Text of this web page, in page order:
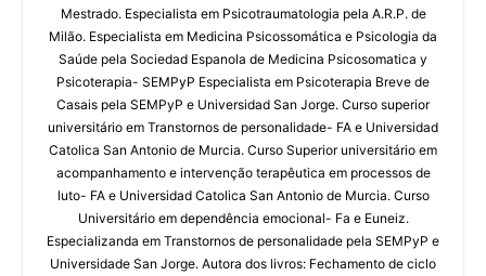
Mestrado. Especialista em Psicotraumatologia pela A.R.P. de
Milão. Especialista em Medicina Psicossomática e Psicologia da
Saúde pela Sociedad Espanola de Medicina Psicosomatica y
Psicoterapia- SEMPyP Especialista em Psicoterapia Breve de
Casais pela SEMPyP e Universidad San Jorge. Curso superior
universitário em Transtornos de personalidade- FA e Universidad
Catolica San Antonio de Murcia. Curso Superior universitário em
acompanhamento e intervenção terapêutica em processos de
luto- FA e Universidad Catolica San Antonio de Murcia. Curso
Universitário em dependência emocional- Fa e Euneiz.
Especializanda em Transtornos de personalidade pela SEMPyP e
Universidade San Jorge. Autora dos livros: Fechamento de ciclo